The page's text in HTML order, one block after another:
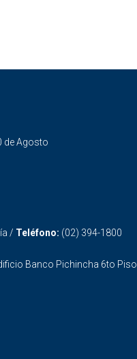
de Agosto
/ Teléfono: (02) 394-1800
Banco Pichincha 6to Piso